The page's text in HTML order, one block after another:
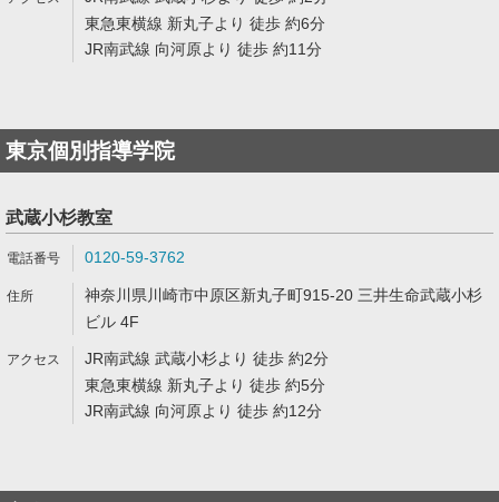
東急東横線 新丸子より 徒歩 約6分
JR南武線 向河原より 徒歩 約11分
東京個別指導学院
武蔵小杉教室
0120-59-3762
神奈川県川崎市中原区新丸子町915-20 三井生命武蔵小杉
ビル 4F
JR南武線 武蔵小杉より 徒歩 約2分
東急東横線 新丸子より 徒歩 約5分
JR南武線 向河原より 徒歩 約12分